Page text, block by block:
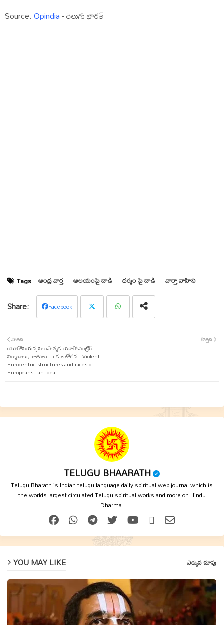
Source:Opindia- తెలుగు భారత్
Tags ఆంధ్ర వార్త ఆలయంపై దాడి ధర్మం పై దాడి వార్తా వాహిని
Facebook
ter
కొత్తది
పాతది
యూరోపియన్ల హింసాత్మక యూరోసెంట్రిక్
నిర్మాణాలు, జాతులు - ఒక ఆలోకన - Violent
Eurocentric structures and races of
Europeans - an idea
TELUGU BHAARATH
Telugu Bharath is Indian telugu language daily spiritual web journal which is
the worlds largest circulated Telugu spiritual works and more on Hindu
Dharma.
YOU MAY LIKE ఎక్కువ చూపు